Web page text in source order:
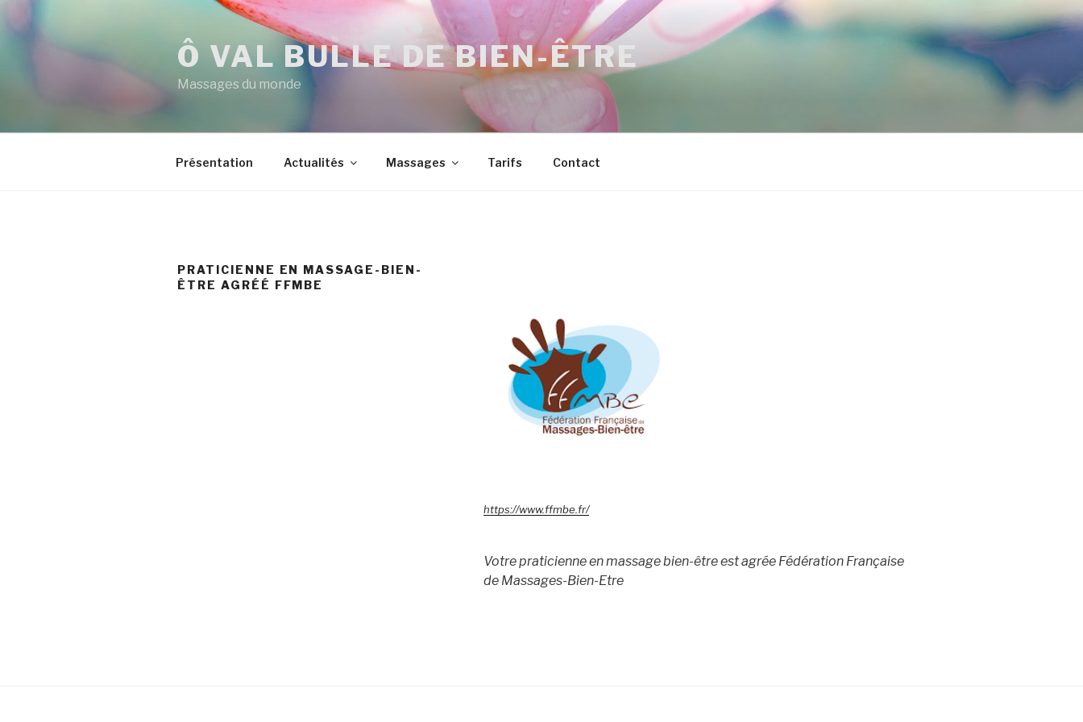
au
Ô VAL BULLE DE BIEN-ÊTRE
Massages du monde
Présentation Actualités Massages Tarifs Contact
PRATICIENNE EN MASSAGE-BIEN-
ÊTRE AGRÉÉ FFMBE
https://www.ffmbe.fr/
Votre praticienne en massage bien-être est agrée Fédération Française
de Massages-Bien-Etre